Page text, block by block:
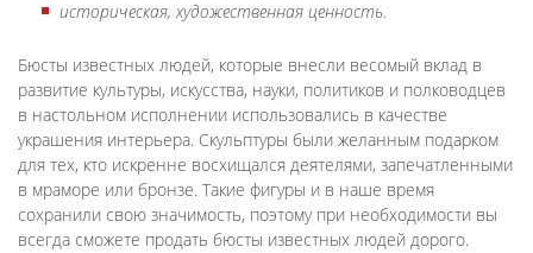
историческая, художественная ценность.
Бюсты известных людей, которые внесли весомый вклад в
развитие культуры, искусства, науки, политиков и полководцев
в настольном исполнении использовались в качестве
украшения интерьера. Скульптуры были желанным подарком
для тех, кто искренне восхищался деятелями, запечатленными
в мраморе или бронзе. Такие фигуры и в наше время
сохранили свою значимость, поэтому при необходимости вы
всегда сможете продать бюсты известных людей дорого.